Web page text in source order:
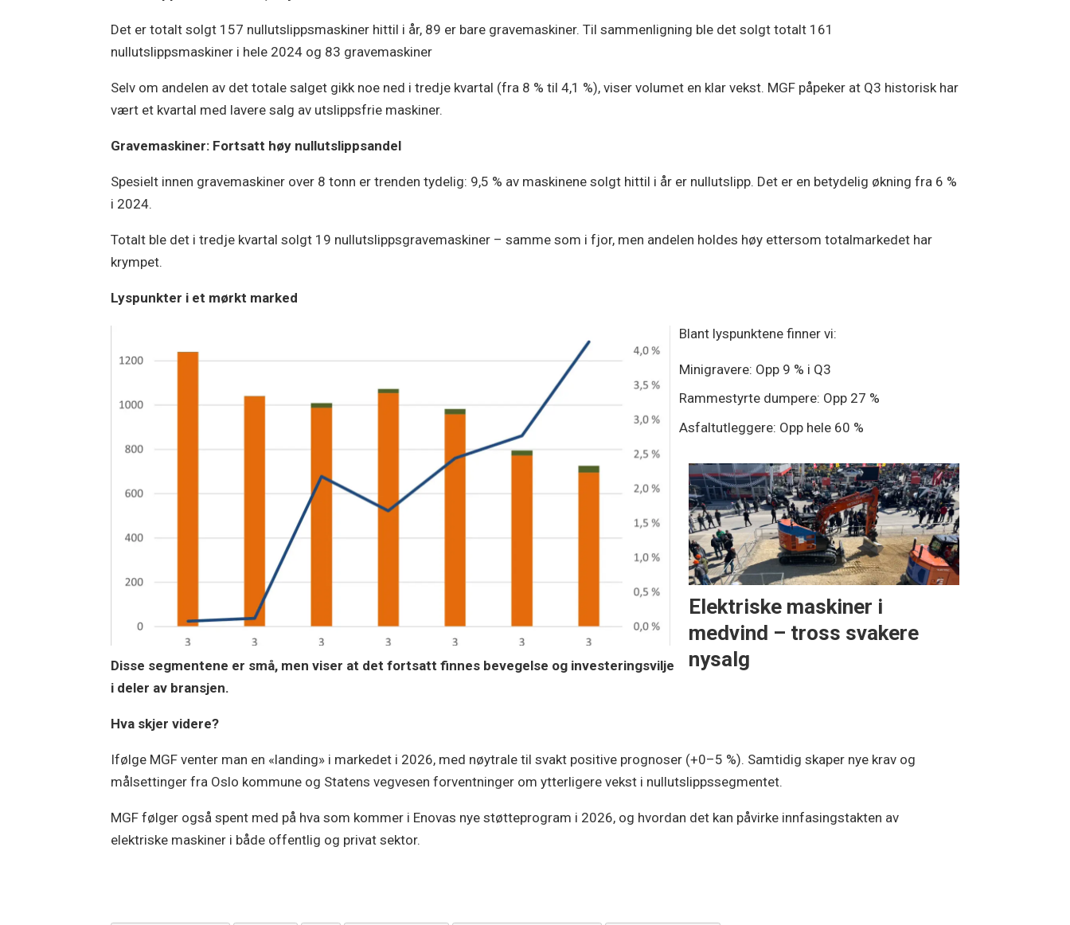
Det er totalt solgt 157 nullutslippsmaskiner hittil i år, 89 er bare gravemaskiner. Til sammenligning ble det solgt totalt 161
nullutslippsmaskiner i hele 2024 og 83 gravemaskiner
Selv om andelen av det totale salget gikk noe ned i tredje kvartal (fra 8 % til 4,1 %), viser volumet en klar vekst. MGF påpeker at Q3 historisk har
vært et kvartal med lavere salg av utslippsfrie maskiner.
Gravemaskiner: Fortsatt høy nullutslippsandel
Spesielt innen gravemaskiner over 8 tonn er trenden tydelig: 9,5 % av maskinene solgt hittil i år er nullutslipp. Det er en betydelig økning fra 6 %
i 2024.
Totalt ble det i tredje kvartal solgt 19 nullutslippsgravemaskiner – samme som i fjor, men andelen holdes høy ettersom totalmarkedet har
krympet.
Lyspunkter i et mørkt marked
Blant lyspunktene finner vi:
Minigravere: Opp 9 % i Q3
Rammestyrte dumpere: Opp 27 %
Asfaltutleggere: Opp hele 60 %
Elektriske maskiner i
medvind – tross svakere
nysalg
Disse segmentene er små, men viser at det fortsatt finnes bevegelse og investeringsvilje
i deler av bransjen.
Hva skjer videre?
Ifølge MGF venter man en «landing» i markedet i 2026, med nøytrale til svakt positive prognoser (+0–5 %). Samtidig skaper nye krav og
målsettinger fra Oslo kommune og Statens vegvesen forventninger om ytterligere vekst i nullutslippssegmentet.
MGF følger også spent med på hva som kommer i Enovas nye støtteprogram i 2026, og hvordan det kan påvirke innfasingstakten av
elektriske maskiner i både offentlig og privat sektor.